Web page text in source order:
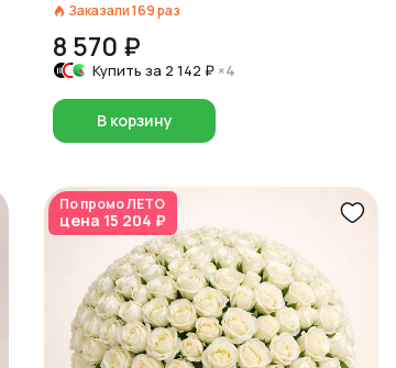
Заказали169раз
8 570 ₽
Купить за 2 142 ₽ ×4
В корзину
По промоЛЕТО
цена 15 204 ₽